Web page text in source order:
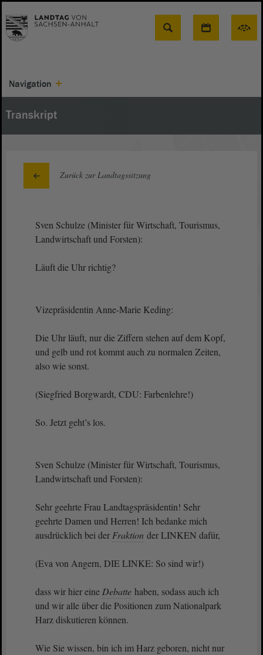
Suche
Navigation
Transkript
Zurück zur Landtagssitzung
Sven Schulze (Minister für Wirtschaft, Tourismus,
Landwirtschaft und Forsten):
Läuft die Uhr richtig?
Vizepräsidentin Anne-Marie Keding:
Die Uhr läuft, nur die Ziffern stehen auf dem Kopf,
und gelb und rot kommt auch zu normalen Zeiten,
also wie sonst.
(Siegfried Borgwardt, CDU: Farbenlehre!)
So. Jetzt geht’s los.
Sven Schulze (Minister für Wirtschaft, Tourismus,
Landwirtschaft und Forsten):
Sehr geehrte Frau Landtagspräsidentin! Sehr
geehrte Damen und Herren! Ich bedanke mich
ausdrücklich bei der Fraktion der LINKEN dafür,
(Eva von Angern, DIE LINKE: So sind wir!)
dass wir hier eine Debatte haben, sodass auch ich
und wir alle über die Positionen zum Nationalpark
Harz diskutieren können.
Wie Sie wissen, bin ich im Harz geboren, nicht nur